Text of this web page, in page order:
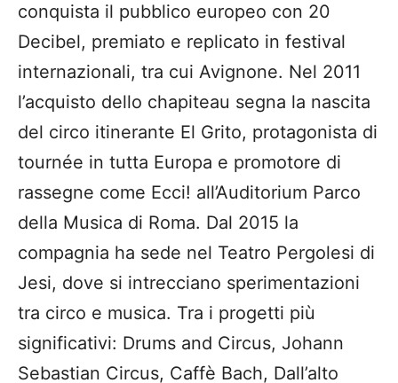
conquista il pubblico europeo con 20
Decibel, premiato e replicato in festival
internazionali, tra cui Avignone. Nel 2011
l’acquisto dello chapiteau segna la nascita
del circo itinerante El Grito, protagonista di
tournée in tutta Europa e promotore di
rassegne come Ecci! all’Auditorium Parco
della Musica di Roma. Dal 2015 la
compagnia ha sede nel Teatro Pergolesi di
Jesi, dove si intrecciano sperimentazioni
tra circo e musica. Tra i progetti più
significativi: Drums and Circus, Johann
Sebastian Circus, Caffè Bach, Dall’alto